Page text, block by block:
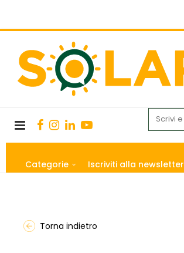
Categorie Iscriviti alla newsletter
Torna indietro